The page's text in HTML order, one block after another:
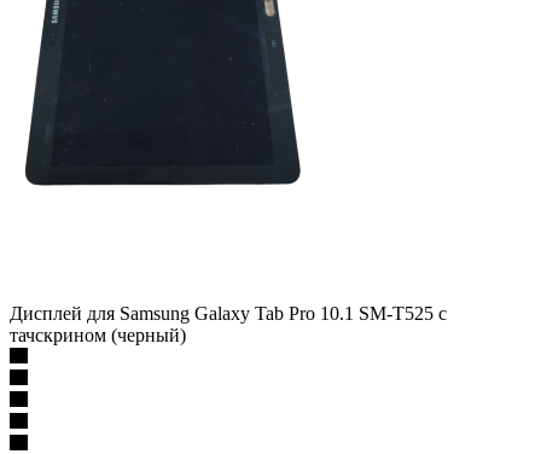
Дисплей для Samsung Galaxy Tab Pro 10.1 SM-T525 c
тачскрином (черный)